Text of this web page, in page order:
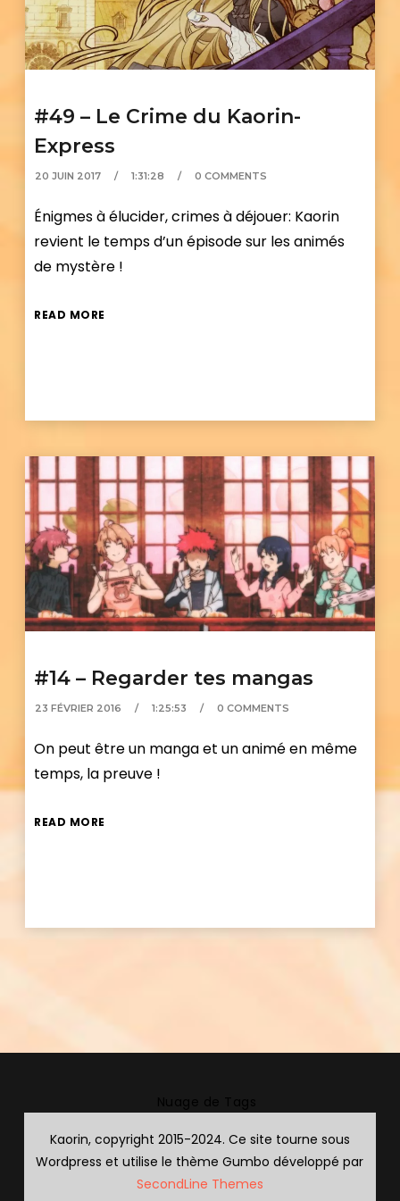
#49 – Le Crime du Kaorin-
Express
20 JUIN 2017 1:31:28 0 COMMENTS
Énigmes à élucider, crimes à déjouer: Kaorin
revient le temps d’un épisode sur les animés
de mystère !
READ MORE
#14 – Regarder tes mangas
23 FÉVRIER 2016 1:25:53 0 COMMENTS
On peut être un manga et un animé en même
temps, la preuve !
READ MORE
Kaorin, copyright 2015-2024. Ce site tourne sous
Wordpress et utilise le thème Gumbo développé par
SecondLine Themes